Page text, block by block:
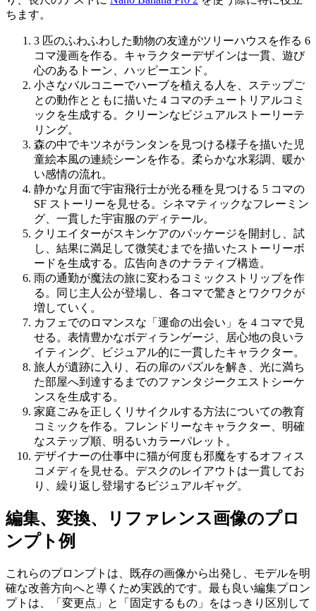
ちます。
3 匹のふわふわした動物の友達がツリーハウスを作る 6
コマ漫画を作る。キャラクターデザインは一貫、遊び
心のあるトーン、ハッピーエンド。
小さなバルコニーでハーブを植える人を、ステップご
との動作とともに描いた 4 コマのチュートリアルコミ
ックを生成する。クリーンなビジュアルストーリーテ
リング。
森の中でキツネがランタンを見つける様子を描いた児
童絵本風の連続シーンを作る。柔らかな水彩調、暖か
い感情の流れ。
静かな月面で宇宙飛行士が光る種を見つける 5 コマの
SF ストーリーを見せる。シネマティックなフレーミン
グ、一貫した宇宙服のディテール。
クリエイターがスキンケアのパッケージを開封し、試
し、結果に満足して微笑むまでを描いたストーリーボ
ードを生成する。広告向きのナラティブ構造。
雨の通勤が魔法の旅に変わるコミックストリップを作
る。同じ主人公が登場し、各コマで驚きとワクワクが
増していく。
カフェでのロマンスな「運命の出会い」を 4 コマで見
せる。表情豊かなボディランゲージ、居心地の良いラ
イティング、ビジュアル的に一貫したキャラクター。
旅人が遺跡に入り、石の扉のパズルを解き、光に満ち
た部屋へ到達するまでのファンタジークエストシーケ
ンスを生成する。
家庭ごみを正しくリサイクルする方法についての教育
コミックを作る。フレンドリーなキャラクター、明確
なステップ順、明るいカラーパレット。
デザイナーの仕事中に猫が何度も邪魔をするオフィス
コメディを見せる。デスクのレイアウトは一貫してお
り、繰り返し登場するビジュアルギャグ。
編集、変換、リファレンス画像のプロ
ンプト例
これらのプロンプトは、既存の画像から出発し、モデルを明
確な改善方向へと導くため実践的です。最も良い編集プロン
プトは、「変更点」と「固定するもの」をはっきり区別して